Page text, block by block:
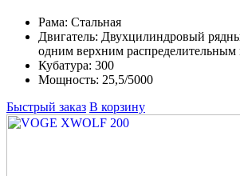
Рама: Стальная
Двигатель: Двухцилиндровый
одним верхним распределительным
Кубатура: 300
Мощность: 25,5/5000
Быстрый заказ В корзину